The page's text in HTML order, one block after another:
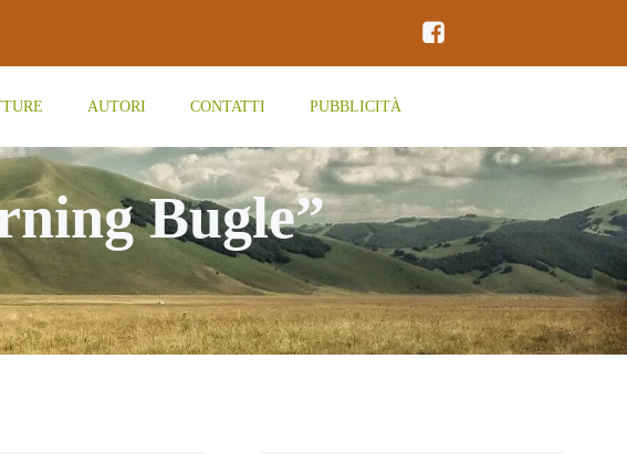
AUTORI CONTATTI PUBBLICITÀ
Bugle”